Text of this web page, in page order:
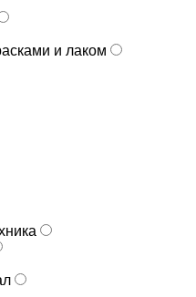
и лаком